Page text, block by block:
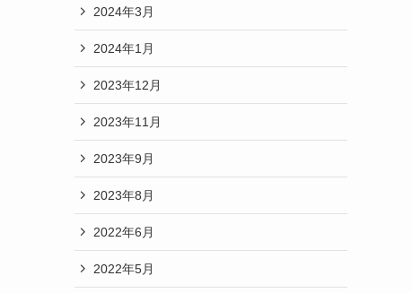
2024年3月
2024年1月
2023年12月
2023年11月
2023年9月
2023年8月
2022年6月
2022年5月